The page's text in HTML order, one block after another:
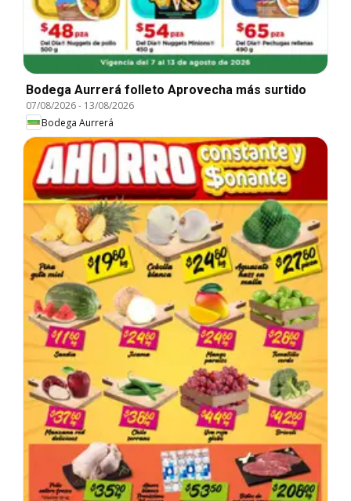
Bodega Aurrerá folleto Aprovecha más surtido
07/08/2026- 13/08/2026
Bodega Aurrerá